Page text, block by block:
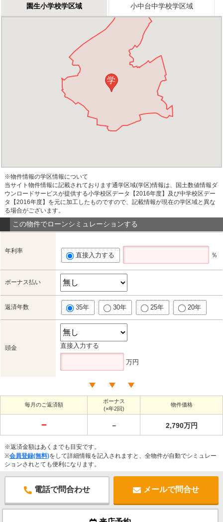
園生小学校学区域 小中台中学校学区域
学
※物件情報の学区情報について
当サイト物件情報に記載されております通学区域(学区)情報は、国土数値情報ダ
ウンロードサービスが提供する小学校区データ【2016年度】及び中学校区デー
タ【2016年度】を元に加工したものですので、記載情報が現在の学区域と異な
る場合がございます。
この物件でローンシミュレーションする
年利率
直接入力する ％
ボーナス払い
返済年数 35年 30年 25年 20年
頭金 直接入力する
万円
毎月のご返済額
ボーナス
(×年2回)
物件価格
－ － 2,790万円
※返済金額はあくまでも目安です。
※会員登録(無料)をして詳細情報を記入されますと、全物件が自動でシミュレー
ションされとても便利になります。
電話で問合わせ メールで問合せ